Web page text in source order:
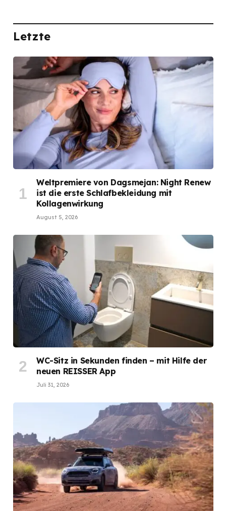
Letzte
Weltpremiere von Dagsmejan: Night Renew
ist die erste Schlafbekleidung mit
Kollagenwirkung
August 5, 2026
WC-Sitz in Sekunden finden – mit Hilfe der
neuen REISSER App
Juli 31, 2026